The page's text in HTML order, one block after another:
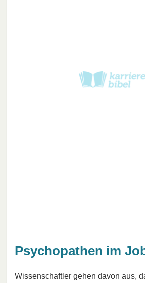
Psychopathen im
Wissenschaftler gehen davon aus,